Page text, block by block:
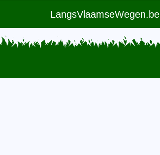
LangsVlaamseWegen.be